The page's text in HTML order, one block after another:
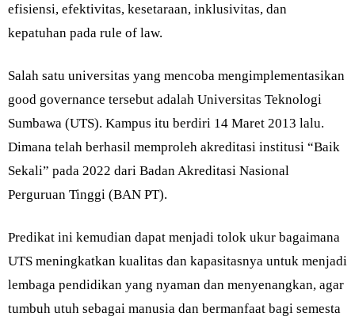
efisiensi, efektivitas, kesetaraan, inklusivitas, dan
kepatuhan pada rule of law.
Salah satu universitas yang mencoba mengimplementasikan
good governance tersebut adalah Universitas Teknologi
Sumbawa (UTS). Kampus itu berdiri 14 Maret 2013 lalu.
Dimana telah berhasil memproleh akreditasi institusi “Baik
Sekali” pada 2022 dari Badan Akreditasi Nasional
Perguruan Tinggi (BAN PT).
Predikat ini kemudian dapat menjadi tolok ukur bagaimana
UTS meningkatkan kualitas dan kapasitasnya untuk menjadi
lembaga pendidikan yang nyaman dan menyenangkan, agar
tumbuh utuh sebagai manusia dan bermanfaat bagi semesta